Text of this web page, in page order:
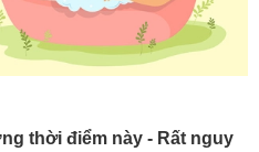
thời điểm này - Rất nguy